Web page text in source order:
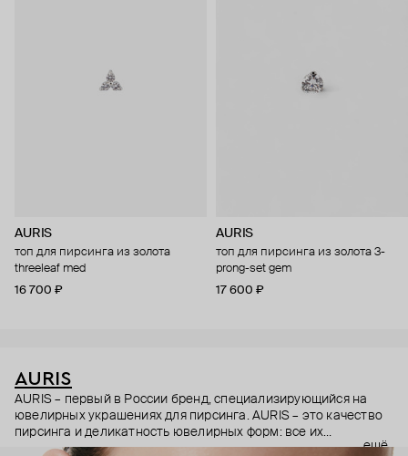
AURIS
топ для пирсинга из золота
threeleaf med
16 700 ₽
AURIS
топ для пирсинга из золота 3-
prong-set gem
17 600 ₽
AURIS
AURIS – первый в России бренд, специализирующийся на
ювелирных украшениях для пирсинга. AURIS – это качество
пирсинга и деликатность ювелирных форм: все их
украшения ручной работы. В процессе создания участвуют
ещё